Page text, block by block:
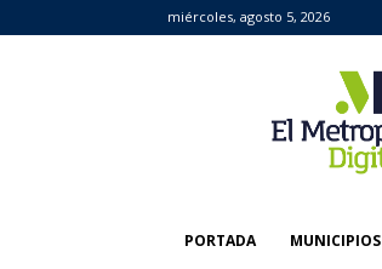
miércoles, agosto 5, 2026
Metropolitano
Digital
PORTADA MUNICIPIOS